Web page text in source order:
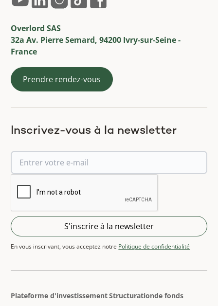
Overlord SAS
32a Av. Pierre Semard, 94200 Ivry-sur-Seine -
France
Prendre rendez-vous
Inscrivez-vous à la newsletter
En vous inscrivant, vous acceptez notre Politique de confidentialité
Plateforme d'investissementStructurationde fonds